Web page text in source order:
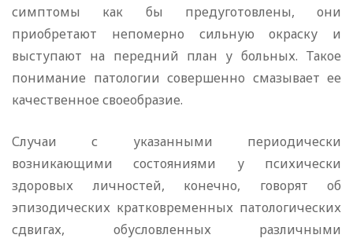
симптомы как бы предуготовлены, они
приобретают непомерно сильную окраску и
выступают на передний план у больных. Такое
понимание патологии совершенно смазывает ее
качественное своеобразие.
Случаи с указанными периодически
возникающими состояниями у психически
здоровых личностей, конечно, говорят об
эпизодических кратковременных патологических
сдвигах, обусловленных различными